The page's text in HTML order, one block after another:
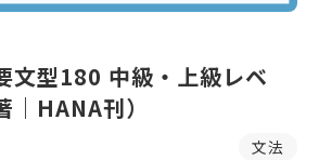
文型180 中級・上級レベ
HANA刊）
文法